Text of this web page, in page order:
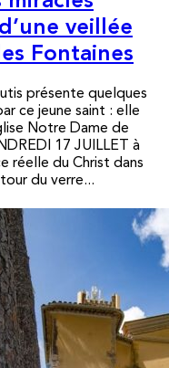
veillée
Fontaines
présente quelques
ce jeune saint : elle
Notre Dame de
17 JUILLET à
réelle du Christ dans
du verre...